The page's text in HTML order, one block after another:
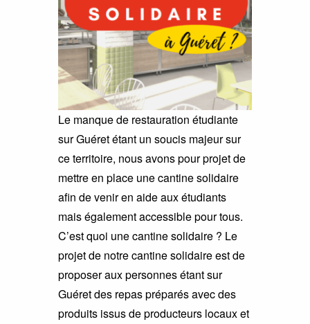
Le manque de restauration étudiante
sur Guéret étant un soucis majeur sur
ce territoire, nous avons pour projet de
mettre en place une cantine solidaire
afin de venir en aide aux étudiants
mais également accessible pour tous.
C’est quoi une cantine solidaire ? Le
projet de notre cantine solidaire est de
proposer aux personnes étant sur
Guéret des repas préparés avec des
produits issus de producteurs locaux et